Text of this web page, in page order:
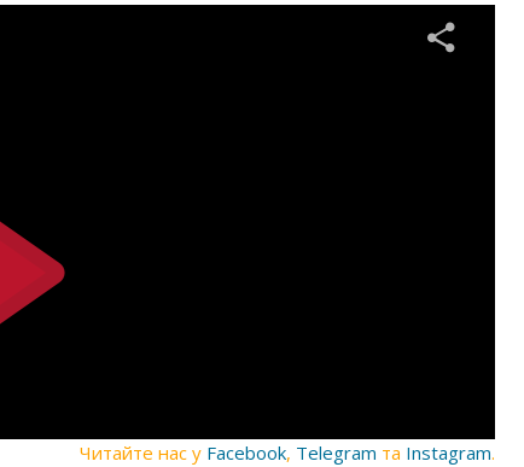
Читайте нас у Facebook, Telegram та Instagram.